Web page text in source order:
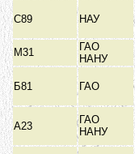
С89 НАУ
М31
ГАО
НАНУ
Б81 ГАО
А23
ГАО
НАНУ